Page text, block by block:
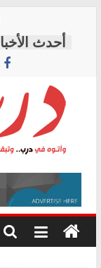
content
درب
وأتوه
درب..
وتبقى
هي